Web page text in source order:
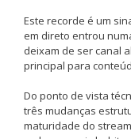
Este recorde é um
em direto entrou
deixam de ser canal
principal para
Do ponto de vista
três mudanças
maturidade do